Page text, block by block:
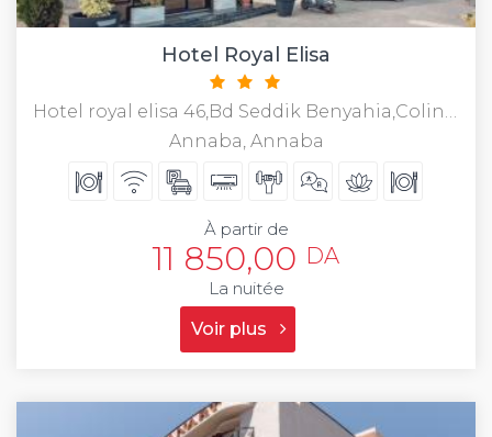
Hotel Royal Elisa
Hotel royal elisa 46,Bd Seddik Benyahia,Coline Ros
Annaba, Annaba
À partir de
11 850,00 DA
La nuitée
Voir plus